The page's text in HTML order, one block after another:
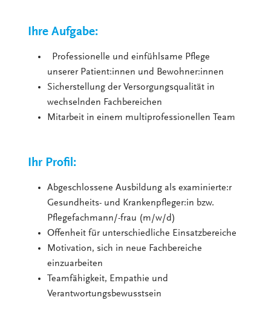
Ihre Aufgabe:
Professionelle und einfühlsame Pflege
unserer Patient:innen und Bewohner:innen
Sicherstellung der Versorgungsqualität in
wechselnden Fachbereichen
Mitarbeit in einem multiprofessionellen Team
Ihr Profil:
Abgeschlossene Ausbildung als examinierte:r
Gesundheits- und Krankenpfleger:in bzw.
Pflegefachmann/-frau (m/w/d)
Offenheit für unterschiedliche Einsatzbereiche
Motivation, sich in neue Fachbereiche
einzuarbeiten
Teamfähigkeit, Empathie und
Verantwortungsbewusstsein